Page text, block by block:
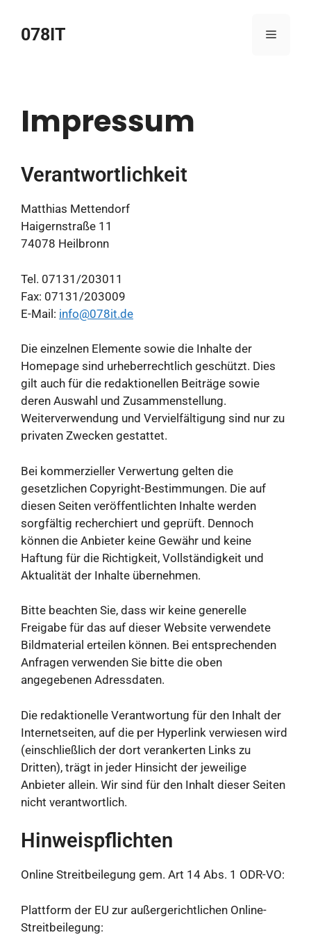
Inhalt
springen
078IT Menü
Impressum
Verantwortlichkeit
Matthias Mettendorf
Haigernstraße 11
74078 Heilbronn
Tel. 07131/203011
Fax: 07131/203009
E-Mail: info@078it.de
Die einzelnen Elemente sowie die Inhalte der
Homepage sind urheberrechtlich geschützt. Dies
gilt auch für die redaktionellen Beiträge sowie
deren Auswahl und Zusammenstellung.
Weiterverwendung und Vervielfältigung sind nur zu
privaten Zwecken gestattet.
Bei kommerzieller Verwertung gelten die
gesetzlichen Copyright-Bestimmungen. Die auf
diesen Seiten veröffentlichten Inhalte werden
sorgfältig recherchiert und geprüft. Dennoch
können die Anbieter keine Gewähr und keine
Haftung für die Richtigkeit, Vollständigkeit und
Aktualität der Inhalte übernehmen.
Bitte beachten Sie, dass wir keine generelle
Freigabe für das auf dieser Website verwendete
Bildmaterial erteilen können. Bei entsprechenden
Anfragen verwenden Sie bitte die oben
angegebenen Adressdaten.
Die redaktionelle Verantwortung für den Inhalt der
Internetseiten, auf die per Hyperlink verwiesen wird
(einschließlich der dort verankerten Links zu
Dritten), trägt in jeder Hinsicht der jeweilige
Anbieter allein. Wir sind für den Inhalt dieser Seiten
nicht verantwortlich.
Hinweispflichten
Online Streitbeilegung gem. Art 14 Abs. 1 ODR-VO:
Plattform der EU zur außergerichtlichen Online-
Streitbeilegung: